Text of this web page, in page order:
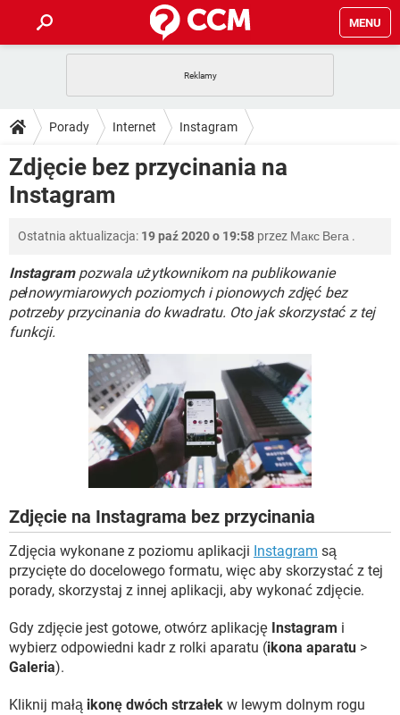
MENU
GRY WHATSAPP
SPOTIFY NETFLIX
INSTAGRAM
PORADY
PlayStation TIKTOK
GRY WHATSAPP
INSTAGRAM FACEBOOK
WINDOWS 10
DO POBRANIA
ANDROID
INSTAGRAM FACEBOOK
WINDOWS 10
FORUM
COVID-19 TIKTOK
GRY WHATSAPP
SPOTIFY NETFLIX
INSTAGRAM
COVID-19 TIKTOK
GRY WHATSAPP
FACEBOOK
Porady Internet Instagram
Zdjęcie bez przycinania na
Instagram
Ostatnia aktualizacja: 19 paź 2020 o 19:58 przez Макс Вега .
Instagrampozwala użytkownikom na publikowanie
pełnowymiarowych poziomych i pionowych zdjęć bez
potrzeby przycinania do kwadratu. Oto jak skorzystać z tej
funkcji.
Zdjęcie na Instagrama bez przycinania
Zdjęcia wykonane z poziomu aplikacji Instagram są
przycięte do docelowego formatu, więc aby skorzystać z tej
porady, skorzystaj z innej aplikacji, aby wykonać zdjęcie.
Gdy zdjęcie jest gotowe, otwórz aplikację Instagram i
wybierz odpowiedni kadr z rolki aparatu (ikona aparatu >
Galeria).
Kliknij małą ikonę dwóch strzałek w lewym dolnym rogu